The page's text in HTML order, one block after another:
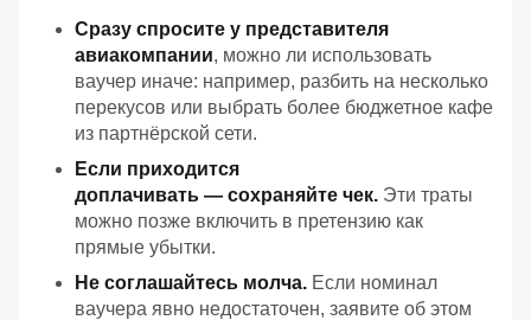
Сразу спросите у представителя
авиакомпании, можно ли использовать
ваучер иначе: например, разбить на несколько
перекусов или выбрать более бюджетное кафе
из партнёрской сети.
Если приходится
доплачивать — сохраняйте чек. Эти траты
можно позже включить в претензию как
прямые убытки.
Не соглашайтесь молча. Если номинал
ваучера явно недостаточен, заявите об этом